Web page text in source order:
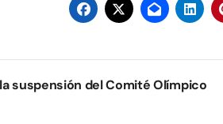
suspensión del Comité Olímpico